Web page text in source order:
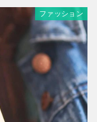
ファッション